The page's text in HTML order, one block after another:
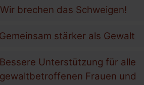
Wir brechen das Schweigen!
Gemeinsam stärker als Gewalt
Bessere Unterstützung für alle
gewaltbetroffenen Frauen und